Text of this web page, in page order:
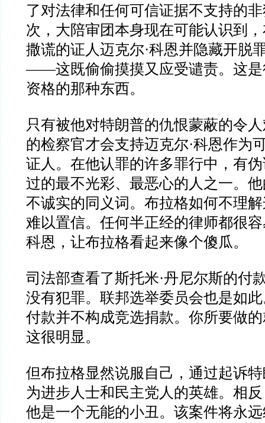
了对法律和任何可信证据不支持的
次，大陪审团本身现在可能认识到
撒谎的证人迈克尔·科恩并隐藏开脱
——这既偷偷摸摸又应受谴责。这
资格的那种东西。
只有被他对特朗普的仇恨蒙蔽的令
的检察官才会支持迈克尔·科恩作为
证人。在他认罪的许多罪行中，有
过的最不光彩、最恶心的人之一。
不诚实的同义词。布拉格如何不理
难以置信。任何半正经的律师都很
科恩，让布拉格看起来像个傻瓜。
司法部查看了斯托米·丹尼尔斯的付
没有犯罪。联邦选举委员会也是如
付款并不构成竞选捐款。你所要做
这很明显。
但布拉格显然说服自己，通过起诉
为进步人士和民主党人的英雄。相
他是一个无能的小丑。该案件将永